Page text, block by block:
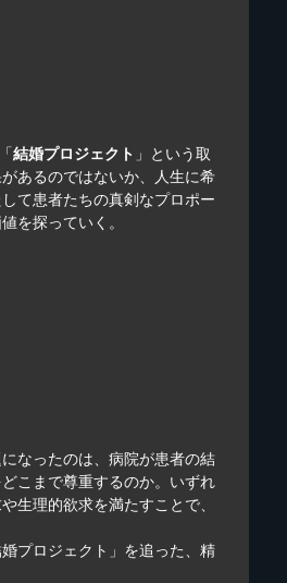
結婚プロジェクト 」という取
あるのではないか、人生に希
て患者たちの真剣なプロポー
を探っていく。
なったのは、病院が患者の結
こまで尊重するのか。いずれ
生理的欲求を満たすことで、
プロジェクト」を追った、精